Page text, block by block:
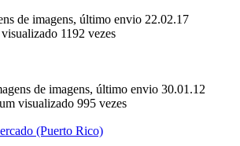
de imagens, último envio 22.02.17
1192 vezes
de imagens, último envio 30.01.12
visualizado 995 vezes
(Puerto Rico)